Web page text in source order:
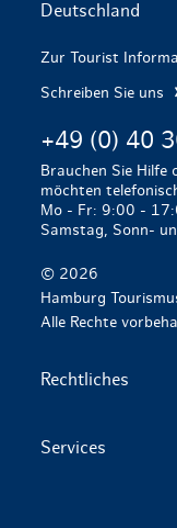
Deutschland
Zur Tourist
Schreiben Sie uns
+49 (0) 40
Brauchen Sie Hilfe
möchten
Mo - Fr: 9:00 -
Samstag, Sonn-
© 2026
Hamburg
Alle Rechte
Rechtliches
Services